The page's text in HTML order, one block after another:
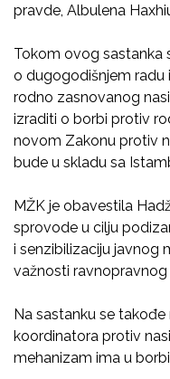
pravde, Albulena
Tokom ovog sastanka
o dugogodišnjem radu
rodno zasnovanog
izraditi o borbi protiv
novom Zakonu protiv
bude u skladu sa
MŽK je obavestila
sprovode u cilju
i senzibilizaciju javnog
važnosti
Na sastanku se
koordinatora protiv
mehanizam ima u